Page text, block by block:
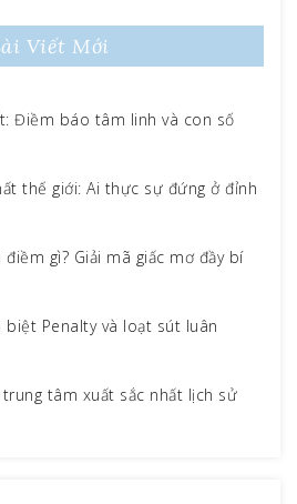
Viết Mới
Điềm báo tâm linh và con số
thế giới: Ai thực sự đứng ở đỉnh
gì? Giải mã giấc mơ đầy bí
biệt Penalty và loạt sút luân
tâm xuất sắc nhất lịch sử